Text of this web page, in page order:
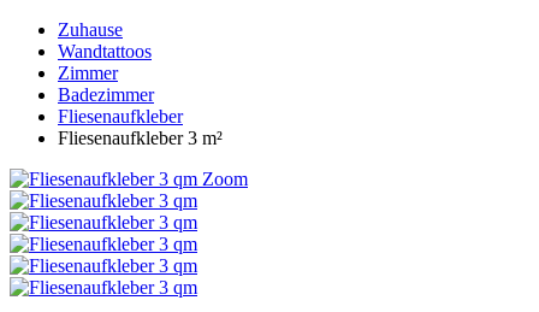
Zuhause
Wandtattoos
Zimmer
Badezimmer
Fliesenaufkleber
Fliesenaufkleber 3 m²
Zoom